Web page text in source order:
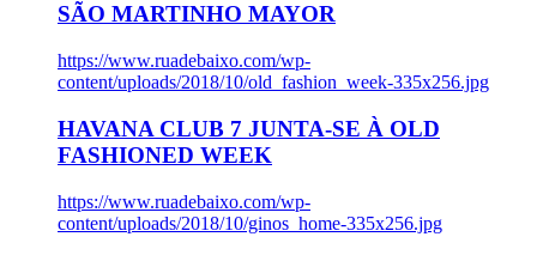
SÃO MARTINHO MAYOR
https://www.ruadebaixo.com/wp-
content/uploads/2018/10/old_fashion_week-335x256.jpg
HAVANA CLUB 7 JUNTA-SE À OLD
FASHIONED WEEK
https://www.ruadebaixo.com/wp-
content/uploads/2018/10/ginos_home-335x256.jpg